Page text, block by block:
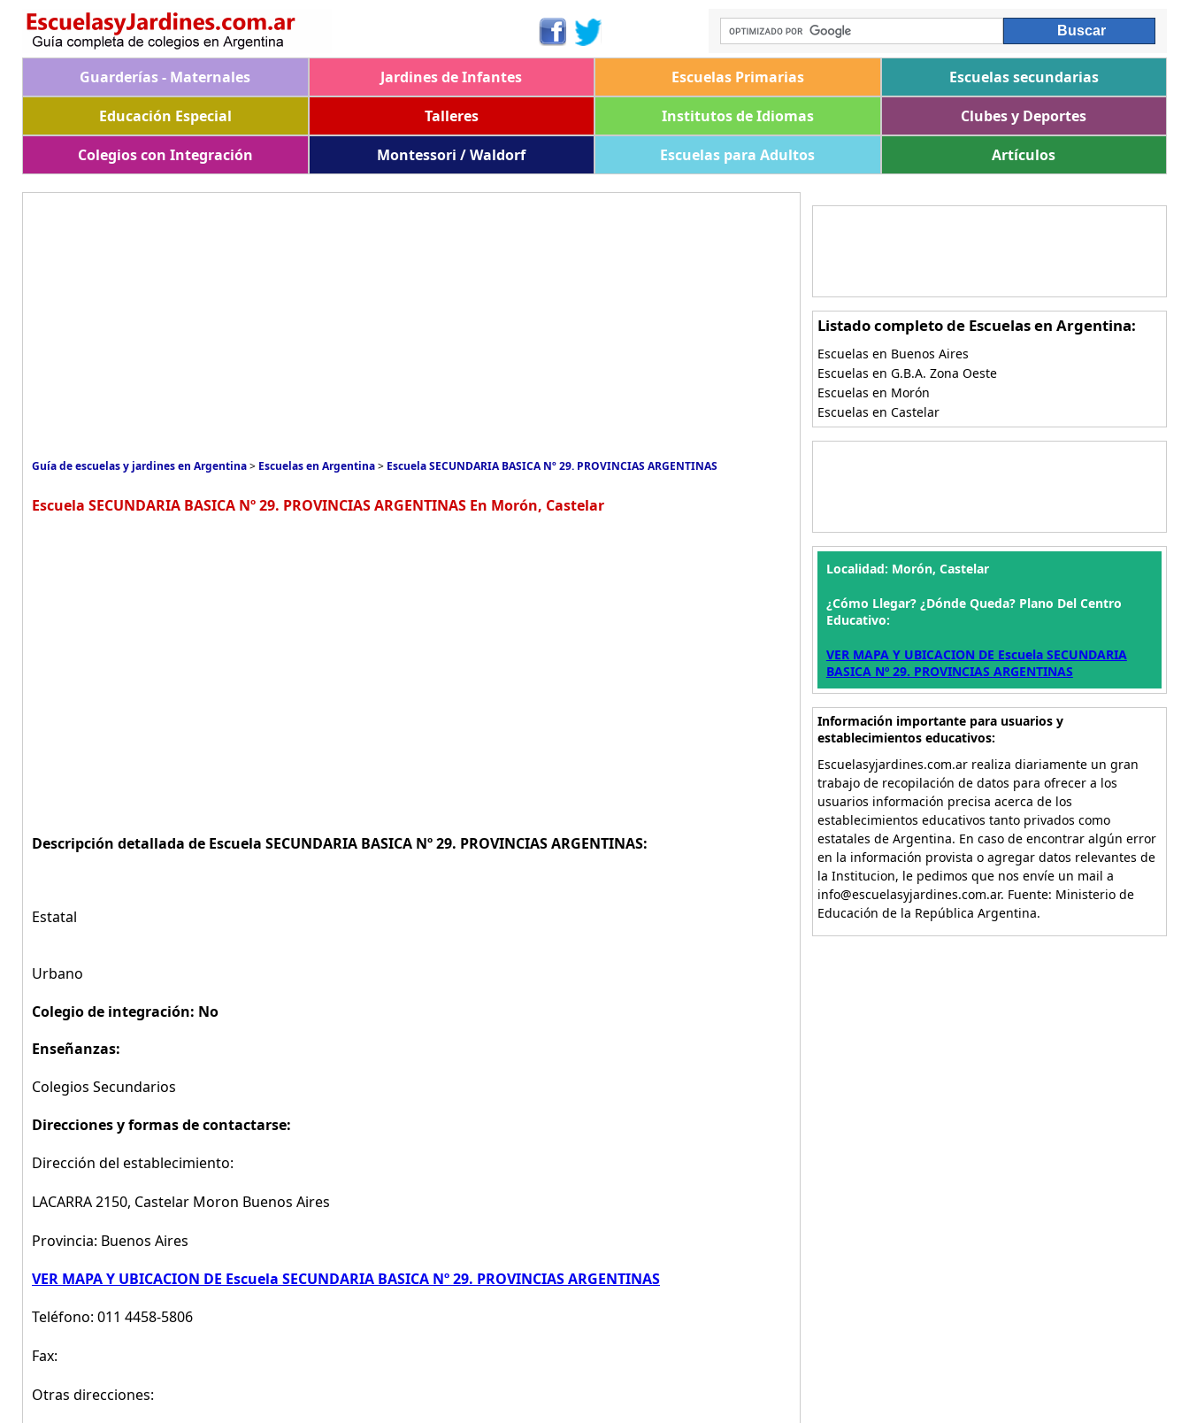
Guarderías - Maternales Jardines de Infantes Escuelas Primarias
Escuelas secundarias
Educación Especial
Talleres Institutos de Idiomas
Clubes y Deportes
Colegios con Integración
Montessori / Waldorf Escuelas para Adultos Artículos
Guía de escuelas y jardines en Argentina> Escuelas en Argentina> Escuela SECUNDARIA BASICA Nº 29. PROVINCIAS ARGENTINAS
Escuela SECUNDARIA BASICA Nº 29. PROVINCIAS ARGENTINAS En Morón, Castelar
Descripción detallada de Escuela SECUNDARIA BASICA Nº 29. PROVINCIAS ARGENTINAS:
Estatal
Urbano
Colegio de integración: No
Enseñanzas:
Colegios Secundarios
Direcciones y formas de contactarse:
Dirección del establecimiento:
LACARRA 2150, Castelar Moron Buenos Aires
Provincia: Buenos Aires
VER MAPA Y UBICACION DE Escuela SECUNDARIA BASICA Nº 29. PROVINCIAS ARGENTINAS
Teléfono: 011 4458-5806
Fax:
Otras direcciones:
Listado completo de Escuelas en Argentina:
Escuelas en Buenos Aires
Escuelas en G.B.A. Zona Oeste
Escuelas en Morón
Escuelas en Castelar
Localidad: Morón, Castelar
¿Cómo Llegar? ¿Dónde Queda? Plano Del Centro
Educativo:
VER MAPA Y UBICACION DE Escuela SECUNDARIA
BASICA Nº 29. PROVINCIAS ARGENTINAS
Información importante para usuarios y
establecimientos educativos:
Escuelasyjardines.com.ar realiza diariamente un gran
trabajo de recopilación de datos para ofrecer a los
usuarios información precisa acerca de los
establecimientos educativos tanto privados como
estatales de Argentina. En caso de encontrar algún error
en la información provista o agregar datos relevantes de
la Institucion, le pedimos que nos envíe un mail a
info@escuelasyjardines.com.ar. Fuente: Ministerio de
Educación de la República Argentina.